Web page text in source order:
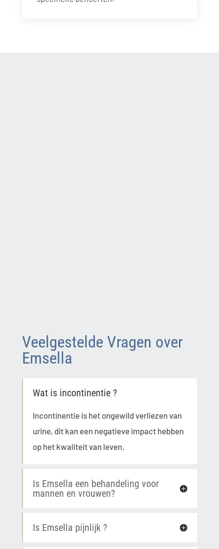
Veelgestelde Vragen over
Emsella
Wat is incontinentie ?
Incontinentie is het ongewild verliezen van
urine, dit kan een negatieve impact hebben
op het kwaliteit van leven.
Is Emsella een behandeling voor
mannen en vrouwen?
Is Emsella pijnlijk ?